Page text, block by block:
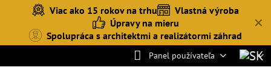
✕
Viac ako 15 rokov na trhu
Vlastná výroba
Úpravy na mieru
Spolupráca s architektmi a realizátormi záhrad
Panel používateľa